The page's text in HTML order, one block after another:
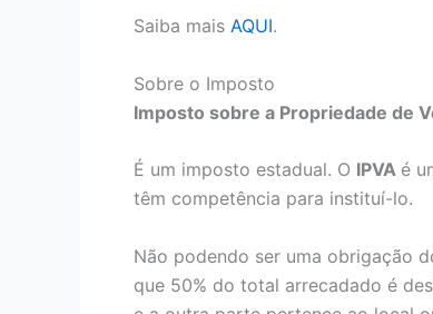
Saiba mais AQUI.
Sobre o Imposto
Imposto sobre a Propriedade de
É um imposto estadual. O IPVA é
têm competência para instituí-lo.
Não podendo ser uma obrigação
que 50% do total arrecadado é